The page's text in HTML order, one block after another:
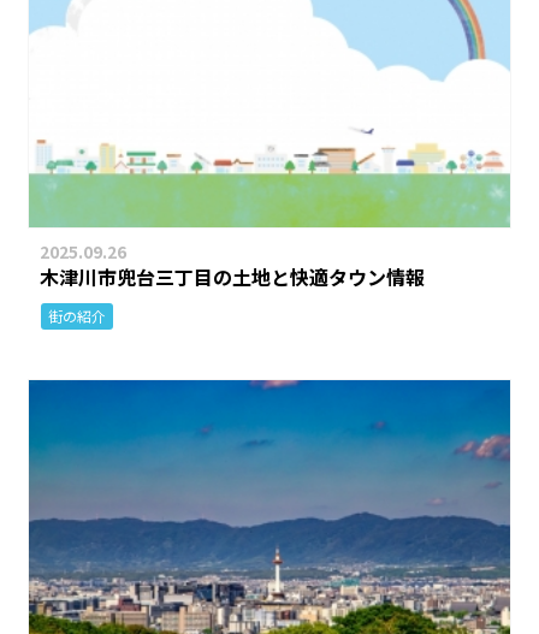
2025.09.26
木津川市兜台三丁目の土地と快適タウン情報
街の紹介